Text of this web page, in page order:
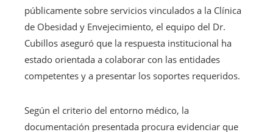
públicamente sobre servicios vinculados a la Clínica
de Obesidad y Envejecimiento, el equipo del Dr.
Cubillos aseguró que la respuesta institucional ha
estado orientada a colaborar con las entidades
competentes y a presentar los soportes requeridos.
Según el criterio del entorno médico, la
documentación presentada procura evidenciar que